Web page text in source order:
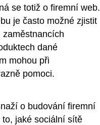
se totiž o firemní web.
je často možné zjistit
zaměstnancích
dané
mohou při
pomoci.
o budování firemní
jaké sociální sítě